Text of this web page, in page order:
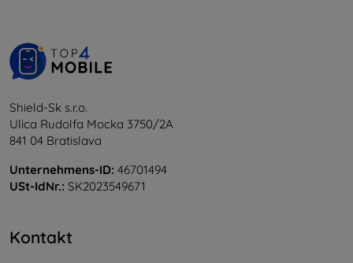
Shield-Sk s.r.o.
Ulica Rudolfa Mocka 3750/2A
841 04 Bratislava
Unternehmens-ID: 46701494
USt-IdNr.: SK2023549671
Kontakt